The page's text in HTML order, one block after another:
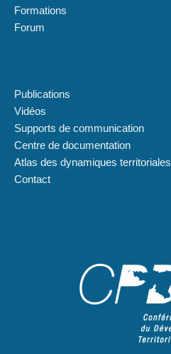
Formations
Forum
Publications
Vidéos
Supports de communication
Centre de documentation
Atlas des dynamiques territoriales
Contact